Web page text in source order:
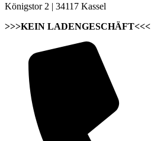
Königstor 2 | 34117 Kassel
>>>KEIN LADENGESCHÄFT<<<